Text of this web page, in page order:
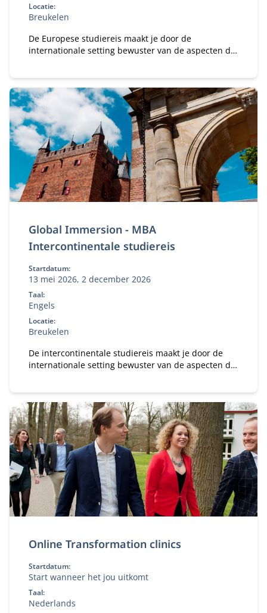
Locatie:
Breukelen
De Europese studiereis maakt je door de
internationale setting bewuster van de aspecten die
Global Immersion - MBA
Intercontinentale studiereis
Startdatum:
13 mei 2026, 2 december 2026
Taal:
Engels
Locatie:
Breukelen
De intercontinentale studiereis maakt je door de
internationale setting bewuster van de aspecten die
Online Transformation clinics
Startdatum:
Start wanneer het jou uitkomt
Taal:
Nederlands